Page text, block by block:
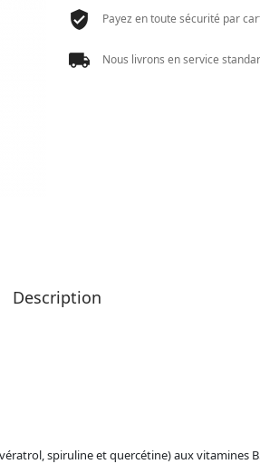
Payez en toute sécurité par
Nous livrons en service
Description
spiruline et quercétine) aux vitamines